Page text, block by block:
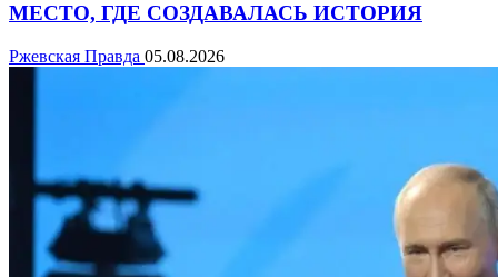
МЕСТО, ГДЕ СОЗДАВАЛАСЬ ИСТОРИЯ
Ржевская Правда 05.08.2026